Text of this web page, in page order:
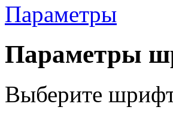
Параметры
Параметры
Выберите